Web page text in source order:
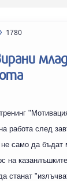
1780
работа след
само да бъдат
на
станат